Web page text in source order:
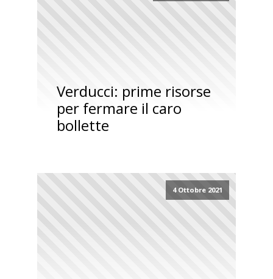
Verducci: prime risorse
per fermare il caro
bollette
4 Ottobre 2021